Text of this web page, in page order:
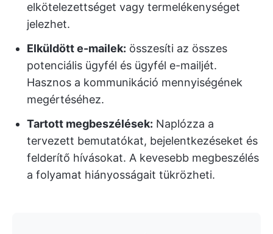
elkötelezettséget vagy termelékenységet
jelezhet.
Elküldött e-mailek: összesíti az összes
potenciális ügyfél és ügyfél e-mailjét.
Hasznos a kommunikáció mennyiségének
megértéséhez.
Tartott megbeszélések: Naplózza a
tervezett bemutatókat, bejelentkezéseket és
felderítő hívásokat. A kevesebb megbeszélés
a folyamat hiányosságait tükrözheti.